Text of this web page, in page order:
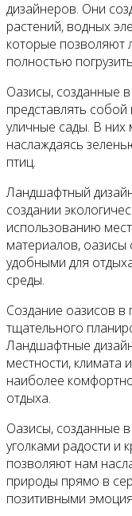
дизайнеров. Они
растений, водных
которые позволяют
полностью
Оазисы, созданные
представлять
уличные сады. В них
наслаждаясь
птиц.
Ландшафтный
создании
использованию
материалов, оазисы
удобными для
среды.
Создание оазисов в
тщательного
Ландшафтные
местности, климата
наиболее
отдыха.
Оазисы, созданные
уголками радости и
позволяют нам
природы прямо в
позитивными